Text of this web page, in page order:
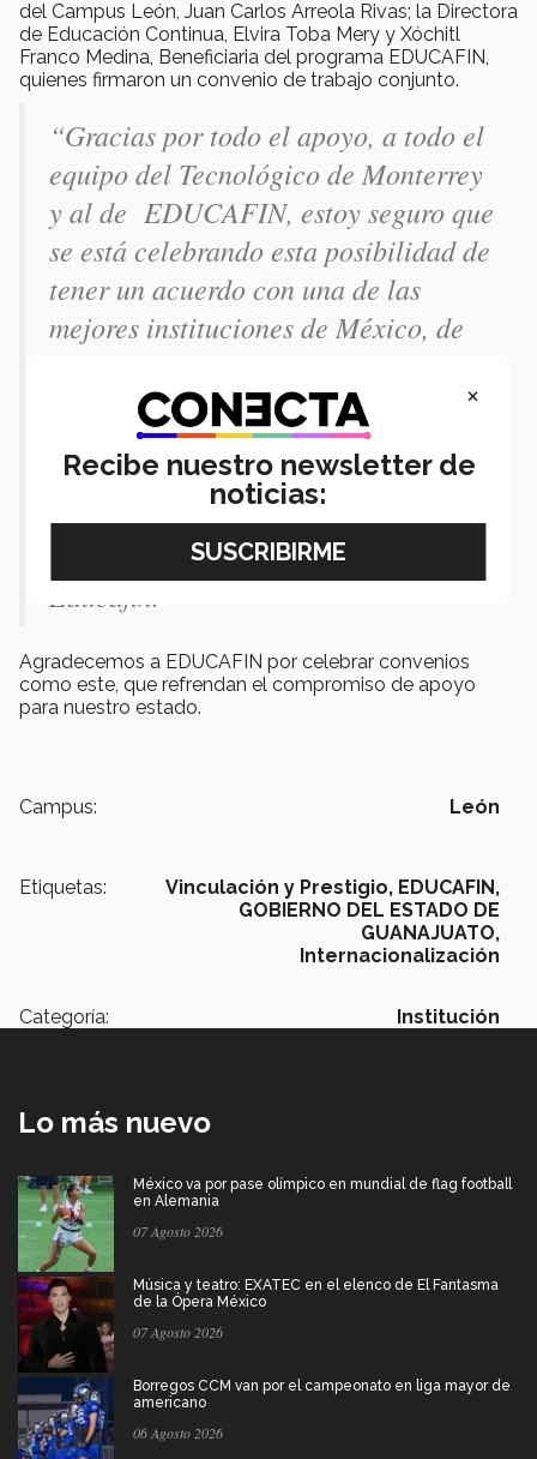
del Campus León, Juan Carlos Arreola Rivas; la Directora
de Educación Continua, Elvira Toba Mery y Xóchitl
Franco Medina, Beneficiaria del programa EDUCAFIN,
quienes firmaron un convenio de trabajo conjunto.
“Gracias por todo el apoyo, a todo el
equipo del Tecnológico de Monterrey
y al de EDUCAFIN, estoy seguro que
se está celebrando esta posibilidad de
tener un acuerdo con una de las
mejores instituciones de México, de
todos los mexicanos nos sentimos
orgullosos de tenerlos como un
patrimonio para los que queremos
algo mejor.” - Jorge Enrique
Hernández Meza, Director General de
Educafin.
Agradecemos a EDUCAFIN por celebrar convenios
como este, que refrendan el compromiso de apoyo
para nuestro estado.
Campus: León
Etiquetas: Vinculación y Prestigio, EDUCAFIN,
GOBIERNO DEL ESTADO DE
GUANAJUATO,
Internacionalización
Categoría: Institución
Lo más nuevo
México va por pase olímpico en mundial de flag football
en Alemania
07 Agosto 2026
Música y teatro: EXATEC en el elenco de El Fantasma
de la Ópera México
07 Agosto 2026
Borregos CCM van por el campeonato en liga mayor de
americano
06 Agosto 2026
×
Recibe nuestro newsletter de
noticias: